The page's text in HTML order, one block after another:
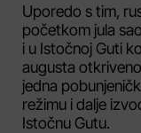
Uporedo s tim,
početkom jula
i u Istočnoj Guti
augusta
jedna
režimu i dalje
Istočnu Gutu.